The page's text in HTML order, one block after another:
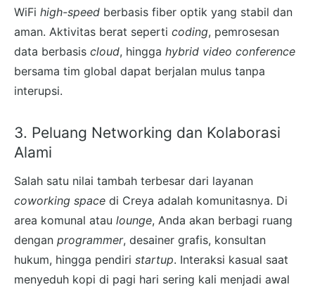
WiFi high-speed berbasis fiber optik yang stabil dan
aman. Aktivitas berat seperti coding, pemrosesan
data berbasis cloud, hingga hybrid video conference
bersama tim global dapat berjalan mulus tanpa
interupsi.
3. Peluang Networking dan Kolaborasi
Alami
Salah satu nilai tambah terbesar dari layanan
coworking space di Creya adalah komunitasnya. Di
area komunal atau lounge, Anda akan berbagi ruang
dengan programmer, desainer grafis, konsultan
hukum, hingga pendiri startup. Interaksi kasual saat
menyeduh kopi di pagi hari sering kali menjadi awal